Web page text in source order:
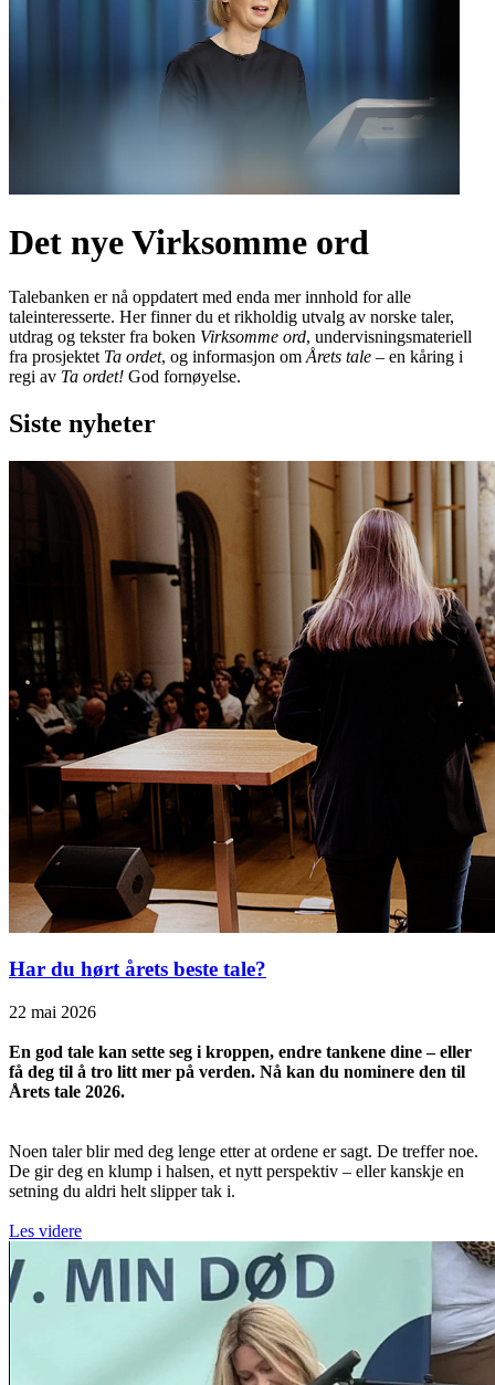
Det nye Virksomme ord
Talebanken er nå oppdatert med enda mer innhold for alle
taleinteresserte. Her finner du et rikholdig utvalg av norske taler,
utdrag og tekster fra boken Virksomme ord, undervisningsmateriell
fra prosjektet Ta ordet, og informasjon om Årets tale – en kåring i
regi av Ta ordet! God fornøyelse.
Siste nyheter
Har du hørt årets beste tale?
22 mai 2026
En god tale kan sette seg i kroppen, endre tankene dine – eller
få deg til å tro litt mer på verden. Nå kan du nominere den til
Årets tale 2026.
Noen taler blir med deg lenge etter at ordene er sagt. De treffer noe.
De gir deg en klump i halsen, et nytt perspektiv – eller kanskje en
setning du aldri helt slipper tak i.
Les videre